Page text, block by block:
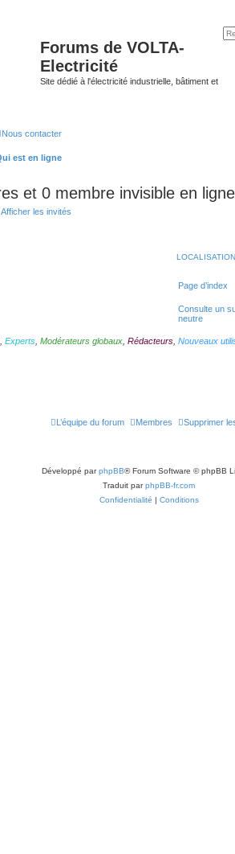
Forums de VOLTA-
Electricité
Site dédié à l'électricité industrielle, bâtiment et
Nous contacter
est en ligne
et 0 membre invisible en ligne
Afficher les invités
Page d’index
Consulte un
neutre
Experts Modérateurs globaux Rédacteurs Nouveaux
Supprimer
Membres
L’équipe du forum
Développé parphpBB® Forum Software © phpBB
Traduit parphpBB-fr.com
Confidentialité | Conditions